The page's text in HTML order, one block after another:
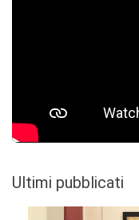
Ultimi pubblicati